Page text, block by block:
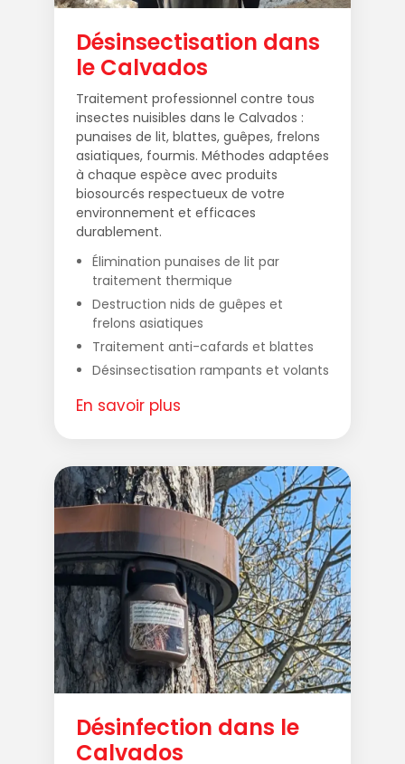
Désinsectisation dans
le Calvados
Traitement professionnel contre tous
insectes nuisibles dans le Calvados :
punaises de lit, blattes, guêpes, frelons
asiatiques, fourmis. Méthodes adaptées
à chaque espèce avec produits
biosourcés respectueux de votre
environnement et efficaces
durablement.
Élimination punaises de lit par
traitement thermique
Destruction nids de guêpes et
frelons asiatiques
Traitement anti-cafards et blattes
Désinsectisation rampants et volants
En savoir plus
Désinfection dans le
Calvados